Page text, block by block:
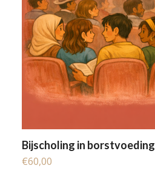
Bijscholing in borstvoeding
€60,00